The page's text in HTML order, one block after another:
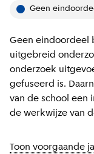
Geen
Geen eindoordeel
uitgebreid
onderzoek
gefuseerd is.
van de school een
de werkwijze van
Toon voorgaande